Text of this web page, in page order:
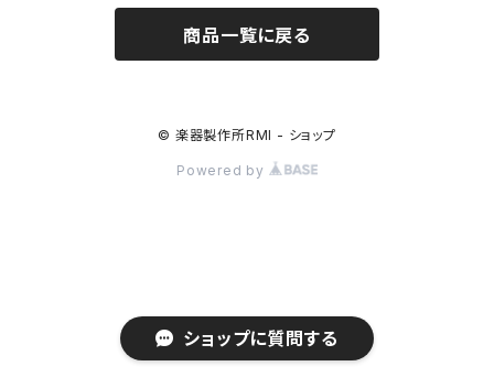
ショップに質問する
商品一覧に戻る
© 楽器製作所RMI - ショップ
Powered by